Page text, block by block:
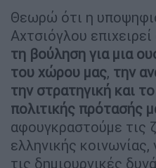
Θεωρώ ότι η
Αχτσιόγλου
τη βούληση για μια
του χώρου μας, την
την στρατηγική και
πολιτικής πρότασής
αφουγκραστούμε τις
ελληνικής
τις δημιουργικές